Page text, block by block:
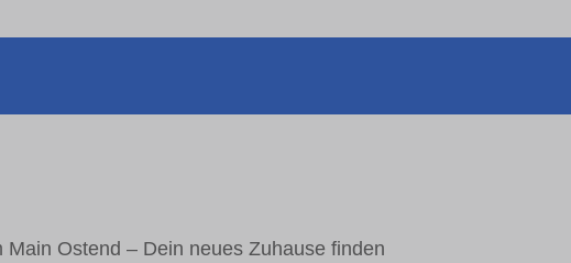
Ostend – Dein neues Zuhause finden